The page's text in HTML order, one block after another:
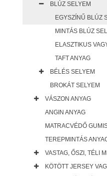
BLÚZ SELYEM
EGYSZÍNŰ BLÚZ
MINTÁS BLÚZ
ELASZTIKUS
TAFT ANYAG
BÉLÉS SELYEM
BROKÁT SELYEM
VÁSZON ANYAG
ANGIN ANYAG
MATRACVÉDŐ
TEREPMINTÁS
VASTAG, ŐSZI, TÉLI
KÖTÖTT JERSEY